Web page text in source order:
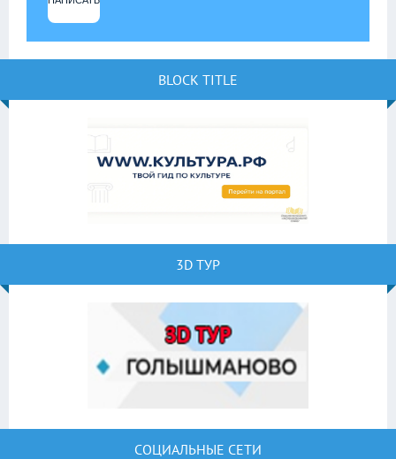
BLOCK TITLE
3D ТУР
СОЦИАЛЬНЫЕ СЕТИ